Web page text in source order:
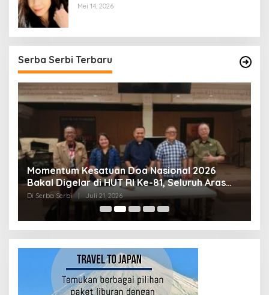
Bangsa
Mei 14, 2026
Serba Serbi Terbaru
Momentum Kesatuan Doa Nasional 2026
Bakal Digelar di HUT RI Ke-81, Seluruh Aras
Gereja Bersatu Doakan Indonesia
Di Serba Serbi Juli 21, 2026